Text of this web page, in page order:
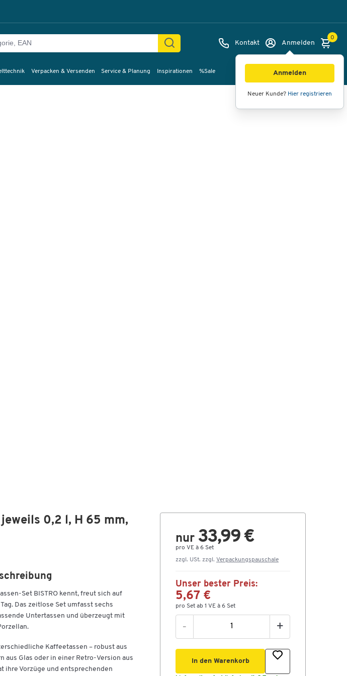
Kontakt Anmelden
Anmelden
Neuer Kunde? Hier registrieren
0
Verpacken & Versenden Service & Planung Inspirationen %Sale
0,2 l, H 65 mm,
Set BISTRO kennt, freut sich auf
Das zeitlose Set umfasst sechs
Untertassen und überzeugt mit
Kaffeetassen – robust aus
aus Glas oder in einer Retro-Version aus
ihre Vorzüge und entsprechenden
nur 33,99 €
pro VE à 6 Set
zzgl. USt. zzgl. Verpackungspauschale
Unser bester Preis:
5,67 €
pro Set ab 1 VE à 6 Set
- +
In den Warenkorb
Bilder Videos 360°-Ansicht